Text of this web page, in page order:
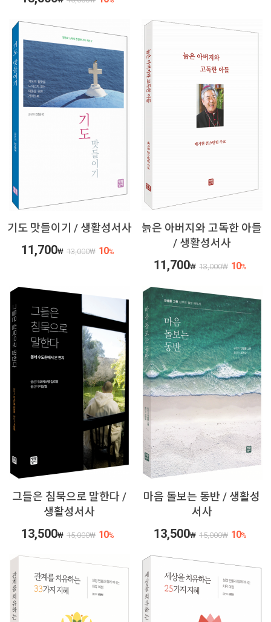
기도 맛들이기 / 생활성서사
11,700₩ 13,000₩ 10%
늙은 아버지와 고독한 아들
/ 생활성서사
11,700₩ 13,000₩ 10%
그들은 침묵으로 말한다 /
생활성서사
13,500₩ 15,000₩ 10%
마음 돌보는 동반 / 생활성
서사
13,500₩ 15,000₩ 10%